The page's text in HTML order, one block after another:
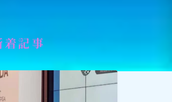
禅とワールドメイト
着記事